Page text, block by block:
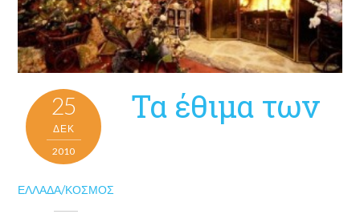
25
ΔΕΚ
2010
ΕΛΛΆΔΑ/ΚΌΣΜΟΣ
Τα έθιμα των